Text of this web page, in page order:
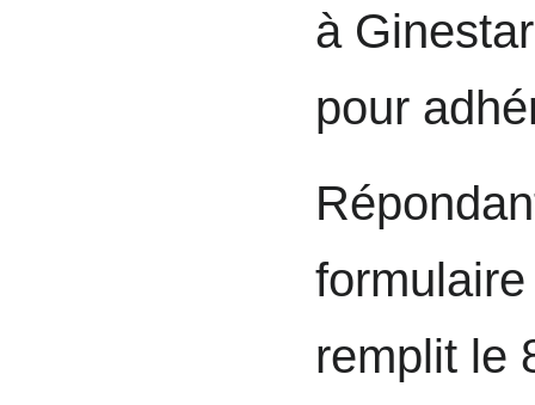
à
pour
remplit le